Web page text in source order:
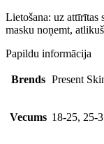
Lietošana: uz attīrītas
masku noņemt,
Papildu informācija
Brends Present
Vecums 18-25, 25-